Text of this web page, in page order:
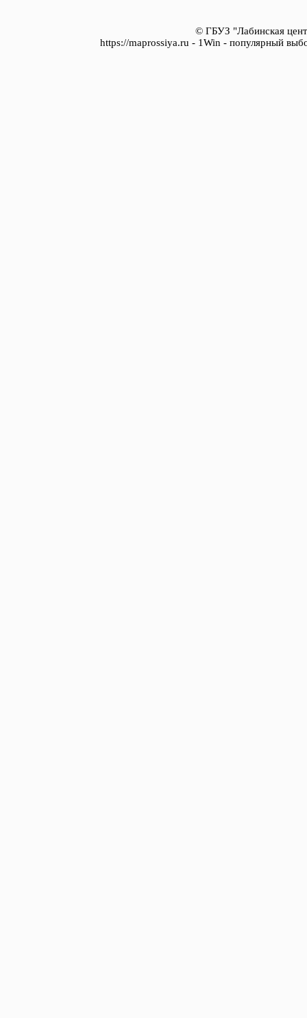
© ГБУЗ "Лабинская
https://maprossiya.ru - 1Win - популярный